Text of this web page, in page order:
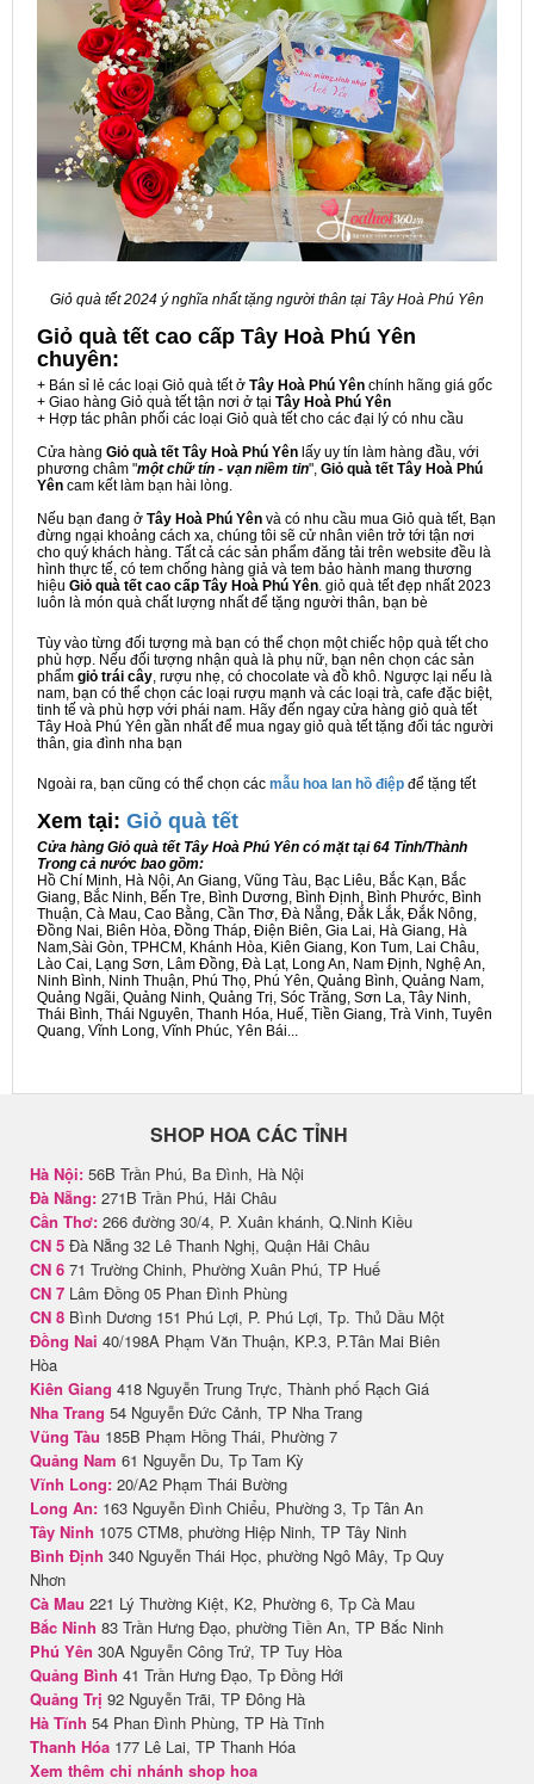
Giỏ quà tết 2024 ý nghĩa nhất tặng người thân tại Tây Hoà Phú Yên
Giỏ quà tết cao cấp Tây Hoà Phú Yên
chuyên:
+ Bán sỉ lẻ các loại Giỏ quà tết ở Tây Hoà Phú Yên chính hãng giá gốc
+ Giao hàng Giỏ quà tết tận nơi ở tại Tây Hoà Phú Yên
+ Hợp tác phân phối các loại Giỏ quà tết cho các đại lý có nhu cầu
Cửa hàng Giỏ quà tết Tây Hoà Phú Yên lấy uy tín làm hàng đầu, với
phương châm "một chữ tín - vạn niềm tin", Giỏ quà tết Tây Hoà Phú
Yên cam kết làm bạn hài lòng.
Nếu bạn đang ở Tây Hoà Phú Yên và có nhu cầu mua Giỏ quà tết, Bạn
đừng ngại khoảng cách xa, chúng tôi sẽ cử nhân viên trở tới tận nơi
cho quý khách hàng. Tất cả các sản phẩm đăng tải trên website đều là
hình thực tế, có tem chống hàng giả và tem bảo hành mang thương
hiệu Giỏ quà tết cao cấp Tây Hoà Phú Yên. giỏ quà tết đẹp nhất 2023
luôn là món quà chất lượng nhất để tặng người thân, bạn bè
Tùy vào từng đối tượng mà bạn có thể chọn một chiếc hộp quà tết cho
phù hợp. Nếu đối tượng nhận quà là phụ nữ, bạn nên chọn các sản
phẩm giỏ trái cây, rượu nhẹ, có chocolate và đồ khô. Ngược lại nếu là
nam, bạn có thể chọn các loại rượu mạnh và các loại trà, cafe đặc biệt,
tinh tế và phù hợp với phái nam. Hãy đến ngay cửa hàng giỏ quà tết
Tây Hoà Phú Yên gần nhất để mua ngay giỏ quà tết tặng đối tác người
thân, gia đình nha bạn
Ngoài ra, bạn cũng có thể chọn các mẫu hoa lan hồ điệp để tặng tết
Xem tại: Giỏ quà tết
Cửa hàng Giỏ quà tết Tây Hoà Phú Yên có mặt tại 64 Tỉnh/Thành
Trong cả nước bao gồm:
Hồ Chí Minh, Hà Nội, An Giang, Vũng Tàu, Bạc Liêu, Bắc Kạn, Bắc
Giang, Bắc Ninh, Bến Tre, Bình Dương, Bình Định, Bình Phước, Bình
Thuận, Cà Mau, Cao Bằng, Cần Thơ, Đà Nẵng, Đắk Lắk, Đắk Nông,
Đồng Nai, Biên Hòa, Đồng Tháp, Điện Biên, Gia Lai, Hà Giang, Hà
Nam,Sài Gòn, TPHCM, Khánh Hòa, Kiên Giang, Kon Tum, Lai Châu,
Lào Cai, Lạng Sơn, Lâm Đồng, Đà Lạt, Long An, Nam Định, Nghệ An,
Ninh Bình, Ninh Thuận, Phú Thọ, Phú Yên, Quảng Bình, Quảng Nam,
Quảng Ngãi, Quảng Ninh, Quảng Trị, Sóc Trăng, Sơn La, Tây Ninh,
Thái Bình, Thái Nguyên, Thanh Hóa, Huế, Tiền Giang, Trà Vinh, Tuyên
Quang, Vĩnh Long, Vĩnh Phúc, Yên Bái...
SHOP HOA CÁC TỈNH
Hà Nội: 56B Trần Phú, Ba Đình, Hà Nội
Đà Nẵng: 271B Trần Phú, Hải Châu
Cần Thơ: 266 đường 30/4, P. Xuân khánh, Q.Ninh Kiều
CN 5 Đà Nẵng 32 Lê Thanh Nghị, Quận Hải Châu
CN 6 71 Trường Chinh, Phường Xuân Phú, TP Huế
CN 7 Lâm Đồng 05 Phan Đình Phùng
CN 8 Bình Dương 151 Phú Lợi, P. Phú Lợi, Tp. Thủ Dầu Một
Đồng Nai 40/198A Phạm Văn Thuận, KP.3, P.Tân Mai Biên
Hòa
Kiên Giang 418 Nguyễn Trung Trực, Thành phố Rạch Giá
Nha Trang 54 Nguyễn Đức Cảnh, TP Nha Trang
Vũng Tàu 185B Phạm Hồng Thái, Phường 7
Quảng Nam 61 Nguyễn Du, Tp Tam Kỳ
Vĩnh Long: 20/A2 Phạm Thái Bường
Long An: 163 Nguyễn Đình Chiểu, Phường 3, Tp Tân An
Tây Ninh 1075 CTM8, phường Hiệp Ninh, TP Tây Ninh
Bình Định 340 Nguyễn Thái Học, phường Ngô Mây, Tp Quy
Nhơn
Cà Mau 221 Lý Thường Kiệt, K2, Phường 6, Tp Cà Mau
Bắc Ninh 83 Trần Hưng Đạo, phường Tiền An, TP Bắc Ninh
Phú Yên 30A Nguyễn Công Trứ, TP Tuy Hòa
Quảng Bình 41 Trần Hưng Đạo, Tp Đồng Hới
Quảng Trị 92 Nguyễn Trãi, TP Đông Hà
Hà Tĩnh 54 Phan Đình Phùng, TP Hà Tĩnh
Thanh Hóa 177 Lê Lai, TP Thanh Hóa
Xem thêm chi nhánh shop hoa